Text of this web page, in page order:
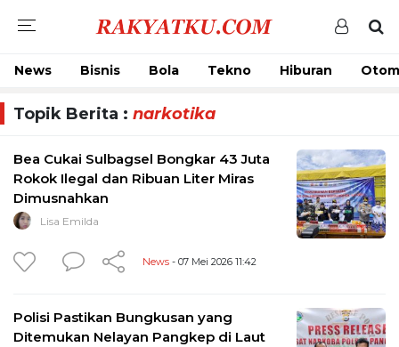
News Bisnis Bola Tekno Hiburan
Topik Berita : narkotika
Bea Cukai Sulbagsel Bongkar 43 Juta
Rokok Ilegal dan Ribuan Liter Miras
Dimusnahkan
Lisa Emilda
News - 07 Mei 2026 11:42
Polisi Pastikan Bungkusan yang
Ditemukan Nelayan Pangkep di Laut